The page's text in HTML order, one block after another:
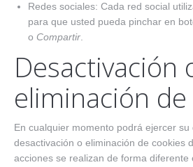
Redes sociales: Cada red social
para que usted pueda pinchar en
o Compartir
Desactivación
eliminación
En cualquier momento podrá ejercer su
desactivación o eliminación de cookies
acciones se realizan de forma diferente